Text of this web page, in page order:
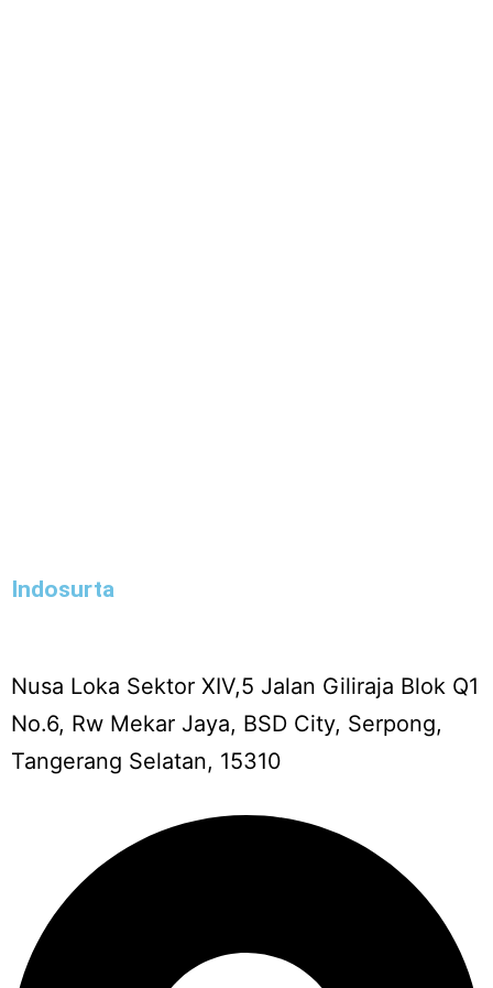
Indosurta
Nusa Loka Sektor XIV,5 Jalan Giliraja Blok Q1
No.6, Rw Mekar Jaya, BSD City, Serpong,
Tangerang Selatan, 15310